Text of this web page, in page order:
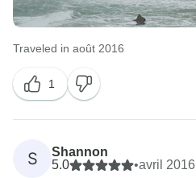
Traveled in août 2016
1
S
Shannon
5.0
•avril 2016